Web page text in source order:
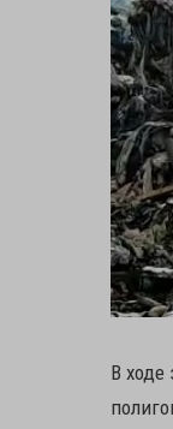
В ходе